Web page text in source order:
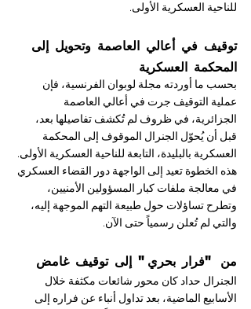
للناحية العسكرية الأولى.
توقيف في أعالي العاصمة وتحويل إلى
المحكمة العسكرية
بحسب ما أوردته مجلة لوبوان الفرنسية، فإن
عملية التوقيف جرت في أعالي العاصمة
الجزائرية، في ظروف لم تُكشف تفاصيلها بعد،
قبل أن يُحوّل الجنرال الموقوف إلى المحكمة
العسكرية بالبليدة، التابعة للناحية العسكرية الأولى.
هذه الخطوة تعيد إلى الواجهة دور القضاء العسكري
في معالجة ملفات كبار المسؤولين الأمنيين،
وتطرح تساؤلات حول طبيعة التهم الموجهة إليه،
والتي لم تُعلن رسمياً حتى الآن.
من "فرار بحري" إلى توقيف غامض
الجنرال حداد كان محور شائعات مكثفة خلال
الأسابيع الماضية، بعد تداول أنباء عن فراره إلى